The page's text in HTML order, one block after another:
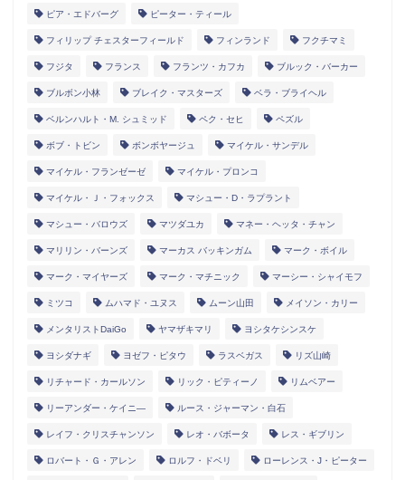
ピア・エドバーグ ピーター・ティール
フィリップ チェスターフィールド フィンランド フクチマミ
フジタ フランス フランツ・カフカ ブルック・バーカー
ブルボン小林 ブレイク・マスターズ ベラ・ブライヘル
ベルンハルト・M. シュミッド ペク・セヒ ペズル
ボブ・トビン ボンボヤージュ マイケル・サンデル
マイケル・フランゼーゼ マイケル・プロンコ
マイケル・Ｊ・フォックス マシュー・D・ラプラント
マシュー・バロウズ マツダユカ マネー・ヘッタ・チャン
マリリン・バーンズ マーカス バッキンガム マーク・ボイル
マーク・マイヤーズ マーク・マチニック マーシー・シャイモフ
ミツコ ムハマド・ユヌス ムーン山田 メイソン・カリー
メンタリストDaiGo ヤマザキマリ ヨシタケシンスケ
ヨシダナギ ヨゼフ・ピタウ ラスベガス リズ山崎
リチャード・カールソン リック・ピティーノ リムベアー
リーアンダー・ケイニ― ルース・ジャーマン・白石
レイフ・クリスチャンソン レオ・バボータ レス・ギブリン
ロバート・Ｇ・アレン ロルフ・ドベリ ローレンス・J・ピーター